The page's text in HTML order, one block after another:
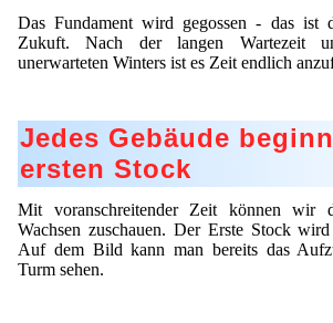
Das Fundament wird gegossen - das ist
Zukuft. Nach der langen Wartezeit
unerwarteten Winters ist es Zeit endlich
Jedes Gebäude
ersten Stock
Mit voranschreitender Zeit können wir
Wachsen zuschauen. Der Erste Stock
Auf dem Bild kann man bereits das
Turm sehen.